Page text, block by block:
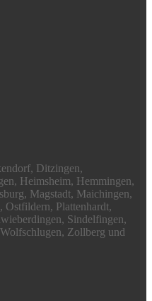
Ditzingen,
Heimsheim, Hemmingen,
Magstadt, Maichingen,
Plattenhardt,
Sindelfingen,
Zollberg und